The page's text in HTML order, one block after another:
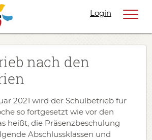
Login
nach den
2021 wird der Schulbetrieb für
so fortgesetzt wie vor den
heißt, die Präsenzbeschulung
Abschlussklassen und